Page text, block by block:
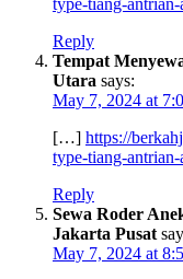
Reply
Tempat
Utara says:
May 7, 2024 at
[…] https://
type-tiang-
Reply
Sewa Roder
Jakarta Pusat
May 7, 2024 at